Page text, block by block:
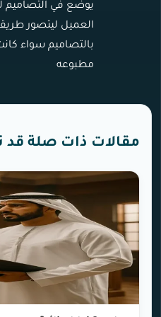
يوضع في التصاميم
العميل ليتصور
بالتصاميم سواء
مطبوعه
مقالات ذات صلة